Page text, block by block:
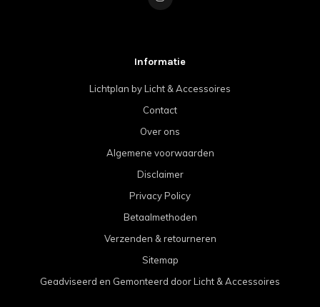
Informatie
Lichtplan by Licht & Accessoires
Contact
Over ons
Algemene voorwaarden
Disclaimer
Privacy Policy
Betaalmethoden
Verzenden & retourneren
Sitemap
Geadviseerd en Gemonteerd door Licht & Accessoires